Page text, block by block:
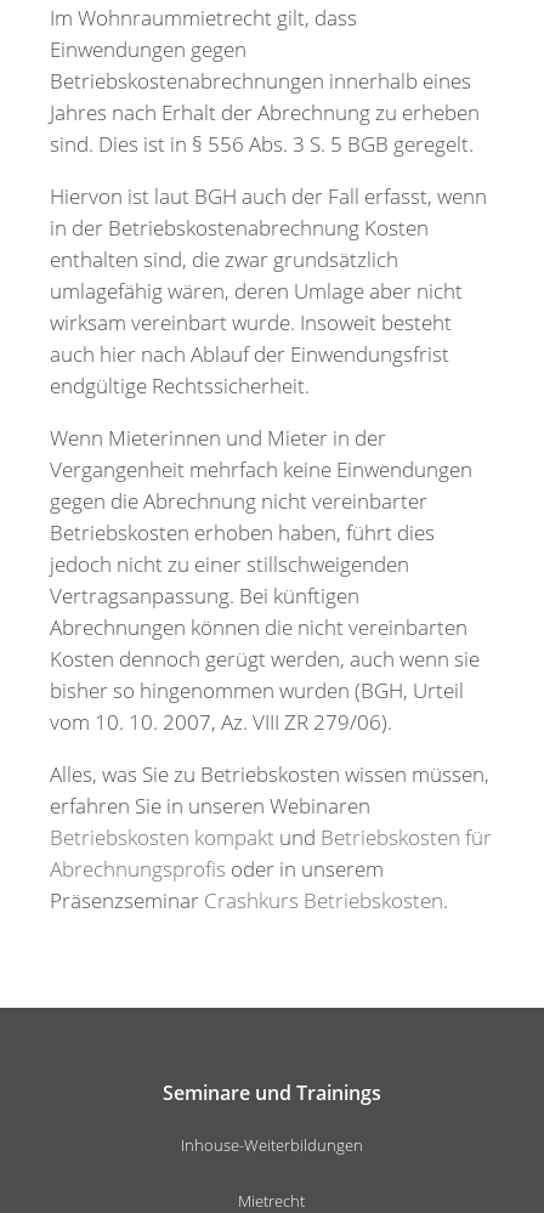
Im Wohnraummietrecht gilt, dass
Einwendungen gegen
Betriebskostenabrechnungen innerhalb eines
Jahres nach Erhalt der Abrechnung zu erheben
sind. Dies ist in § 556 Abs. 3 S. 5 BGB geregelt.
Hiervon ist laut BGH auch der Fall erfasst, wenn
in der Betriebskostenabrechnung Kosten
enthalten sind, die zwar grundsätzlich
umlagefähig wären, deren Umlage aber nicht
wirksam vereinbart wurde. Insoweit besteht
auch hier nach Ablauf der Einwendungsfrist
endgültige Rechtssicherheit.
Wenn Mieterinnen und Mieter in der
Vergangenheit mehrfach keine Einwendungen
gegen die Abrechnung nicht vereinbarter
Betriebskosten erhoben haben, führt dies
jedoch nicht zu einer stillschweigenden
Vertragsanpassung. Bei künftigen
Abrechnungen können die nicht vereinbarten
Kosten dennoch gerügt werden, auch wenn sie
bisher so hingenommen wurden (BGH, Urteil
vom 10. 10. 2007, Az. VIII ZR 279/06).
Alles, was Sie zu Betriebskosten wissen müssen,
erfahren Sie in unseren Webinaren
Betriebskosten kompakt und Betriebskosten für
Abrechnungsprofis oder in unserem
Präsenzseminar Crashkurs Betriebskosten.
Seminare und Trainings
Inhouse-Weiterbildungen
Mietrecht